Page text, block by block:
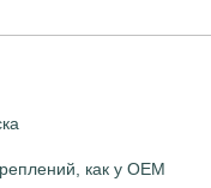
как у OEM